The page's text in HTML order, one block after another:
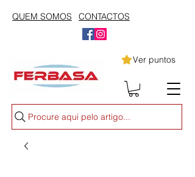
QUEM SOMOS CONTACTOS
Ver puntos
Procure aqui pelo artigo...